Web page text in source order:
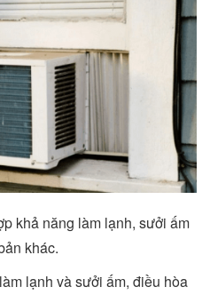
khả năng làm lạnh, sưởi ấm
khác.
lạnh và sưởi ấm, điều hòa